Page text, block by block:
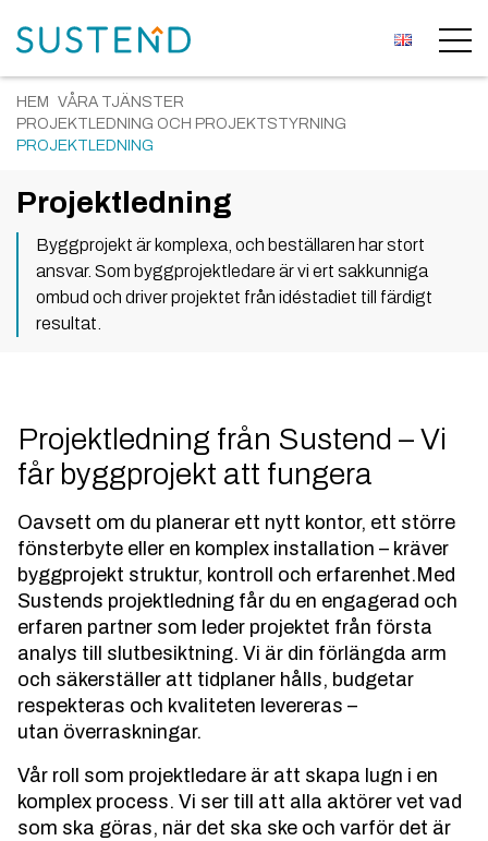
HEM
VÅRA TJÄNSTER
PROJEKTLEDNING OCH PROJEKTSTYRNING
PROJEKTLEDNING
Projektledning
Byggprojekt är komplexa, och beställaren har stort
ansvar. Som byggprojektledare är vi ert sakkunniga
ombud och driver projektet från idéstadiet till färdigt
resultat.
Projektledning från Sustend – Vi
får byggprojekt att fungera
Oavsett om du planerar ett nytt kontor, ett större
fönsterbyte eller en komplex installation – kräver
byggprojekt struktur, kontroll och erfarenhet.Med
Sustends projektledning får du en engagerad och
erfaren partner som leder projektet från första
analys till slutbesiktning. Vi är din förlängda arm
och säkerställer att tidplaner hålls, budgetar
respekteras och kvaliteten levereras –
utan överraskningar.
Vår roll som projektledare är att skapa lugn i en
komplex process. Vi ser till att alla aktörer vet vad
som ska göras, när det ska ske och varför det är